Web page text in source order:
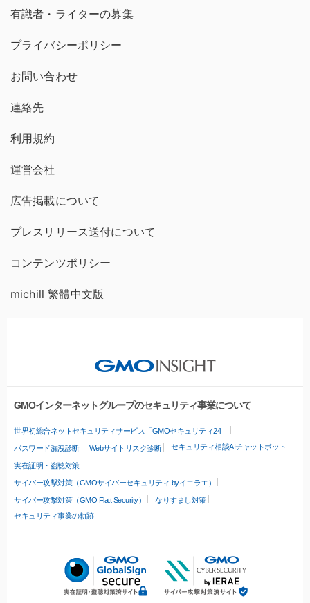
有識者・ライターの募集
プライバシーポリシー
お問い合わせ
連絡先
利用規約
運営会社
広告掲載について
プレスリリース送付について
コンテンツポリシー
michill 繁體中文版
GMOインターネットグループのセキュリティ事業について
世界初総合ネットセキュリティサービス「GMOセキュリティ24」
パスワード漏洩診断 Webサイトリスク診断 セキュリティ相談AIチャットボット
実在証明・盗聴対策
サイバー攻撃対策（GMOサイバーセキュリティ byイエラエ）
サイバー攻撃対策（GMO Flatt Security）
なりすまし対策
セキュリティ事業の軌跡